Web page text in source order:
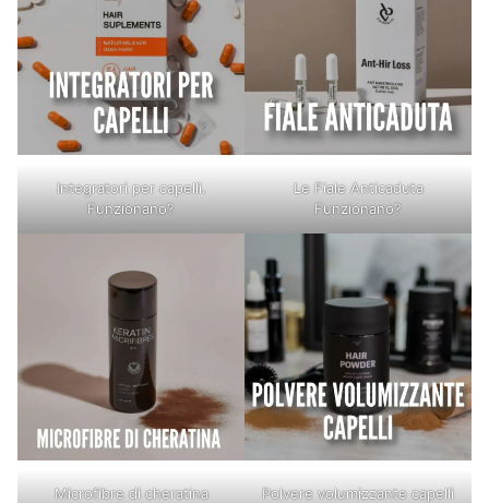
Integratori per capelli.
Funzionano?
Le Fiale Anticaduta
Funzionano?
Microfibre di cheratina
Polvere volumizzante capelli